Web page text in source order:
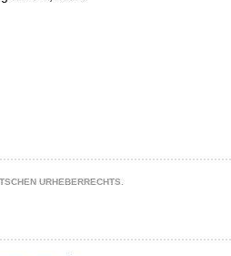
URHEBERRECHTS.